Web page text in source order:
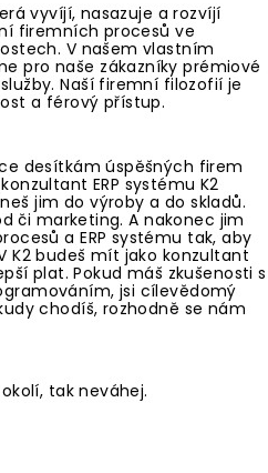
vyvíjí, nasazuje a rozvíjí
firemních procesů ve
V našem vlastním
pro naše zákazníky prémiové
Naší firemní filozofií je
a férový přístup.
desítkám úspěšných firem
ERP systému K2
jim do výroby a do skladů.
či marketing. A nakonec jim
a ERP systému tak, aby
K2 budeš mít jako konzultant
plat. Pokud máš zkušenosti s
jsi cílevědomý
chodíš, rozhodně se nám
tak neváhej.